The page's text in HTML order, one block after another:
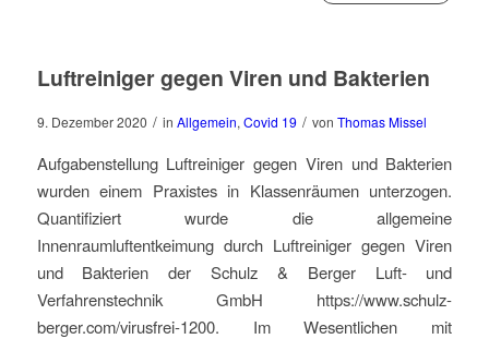
Luftreiniger gegen Viren und Bakterien
9. Dezember 2020 / in Allgemein, Covid 19 / von Thomas Missel
Aufgabenstellung Luftreiniger gegen Viren und Bakterien
wurden einem Praxistes in Klassenräumen unterzogen.
Quantifiziert wurde die allgemeine
Innenraumluftentkeimung durch Luftreiniger gegen Viren
und Bakterien der Schulz & Berger Luft- und
Verfahrenstechnik GmbH https://www.schulz-
berger.com/virusfrei-1200. Im Wesentlichen mit